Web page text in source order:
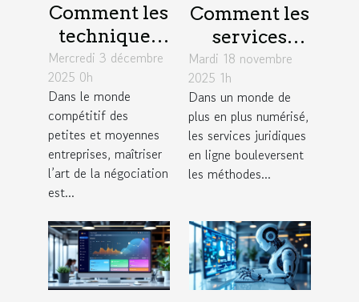
Comment les
techniques
de
négociation
influencent-
elles le
succès des
PME ?
Mercredi 3 décembre
2025 0h
Dans le monde
compétitif des
petites et moyennes
entreprises, maîtriser
l’art de la négociation
est...
Comment les
services
juridiques en
ligne
modernisent-
ils l'accès à la
justice ?
Mardi 18 novembre
2025 1h
Dans un monde de
plus en plus numérisé,
les services juridiques
en ligne bouleversent
les méthodes...